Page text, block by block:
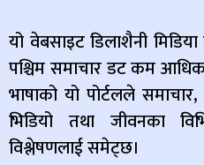
यो वेबसाइट डिलाशैनी मिडिया
पश्चिम समाचार डट कम
भाषाको यो पोर्टलले
भिडियो तथा जीवनका
विश्लेषणलाई समेट्छ।